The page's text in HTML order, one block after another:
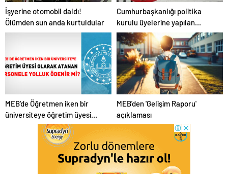
İşyerine otomobil daldı!
Ölümden sun anda kurtuldular
Cumhurbaşkanlığı politika
kurulu üyelerine yapılan
ödemeler sona erdi
MEB'de Öğretmen iken bir
üniversiteye öğretim üyesi
olarak atanan personele
yolluk ödenir mi?
MEB'den 'Gelişim Raporu'
açıklaması